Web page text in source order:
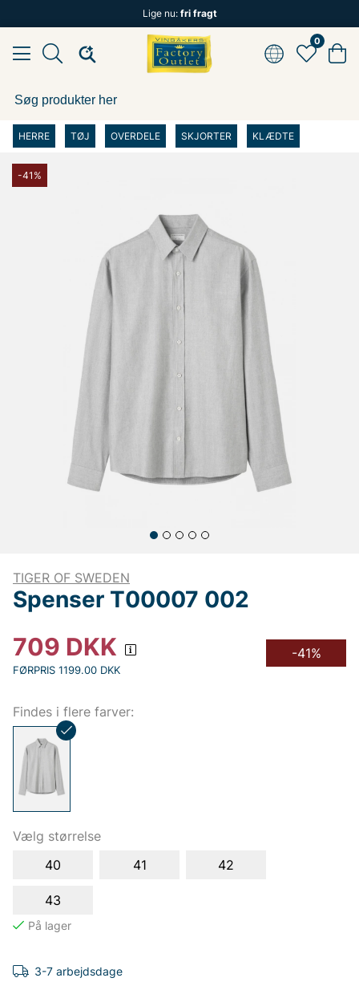
Lige nu: fri fragt
0
HERRE TØJ OVERDELE SKJORTER KLÆDTE
-41%
TIGER OF SWEDEN
Spenser T00007 002
709 DKK
FØRPRIS 1199.00 DKK
-41%
Findes i flere farver:
Vælg størrelse
40
41 42
43
3-7 arbejdsdage